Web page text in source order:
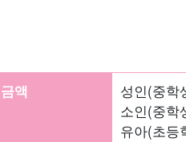
금액 성인(중학
소인(중학
유아(초등